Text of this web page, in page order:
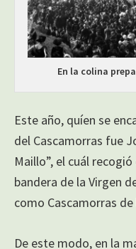
En la colina
Este año, quíen se
del Cascamorras fue
Maillo”, el cuál
bandera de la Virgen
como Cascamorras
De este modo, en la